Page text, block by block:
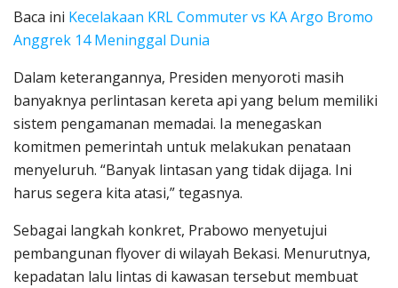
Baca ini Kecelakaan KRL Commuter vs KA Argo Bromo
Anggrek 14 Meninggal Dunia
Dalam keterangannya, Presiden menyoroti masih
banyaknya perlintasan kereta api yang belum memiliki
sistem pengamanan memadai. Ia menegaskan
komitmen pemerintah untuk melakukan penataan
menyeluruh. “Banyak lintasan yang tidak dijaga. Ini
harus segera kita atasi,” tegasnya.
Sebagai langkah konkret, Prabowo menyetujui
pembangunan flyover di wilayah Bekasi. Menurutnya,
kepadatan lalu lintas di kawasan tersebut membuat